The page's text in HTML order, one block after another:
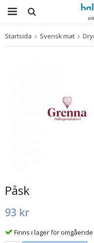
Startsida Svensk mat
Påsk
93 kr
Finns i lager för